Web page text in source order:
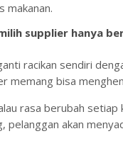
makanan.
supplier hanya
racikan sendiri
memang bisa
rasa berubah setiap
pelanggan akan